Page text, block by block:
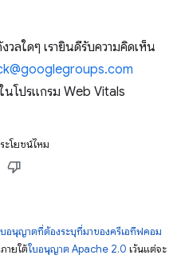
ลใดๆ เรายินดีรับความคิดเห็น
นโปรแกรม Web Vitals
โยชน์ไหม
อนุญาตที่ต้องระบุที่มาของครีเอทีฟคอม
ายใต้ใบอนุญาต Apache 2.0 เว้นแต่จะ